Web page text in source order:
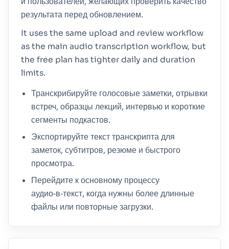
результата перед обновлением.
It uses the same upload and review workflow
as the main audio transcription workflow, but
the free plan has tighter daily and duration
limits.
Транскрибируйте голосовые заметки, отрывки
встреч, образцы лекций, интервью и короткие
сегменты подкастов.
Экспортируйте текст транскрипта для
заметок, субтитров, резюме и быстрого
просмотра.
Перейдите к основному процессу
аудио‑в‑текст, когда нужны более длинные
файлы или повторные загрузки.